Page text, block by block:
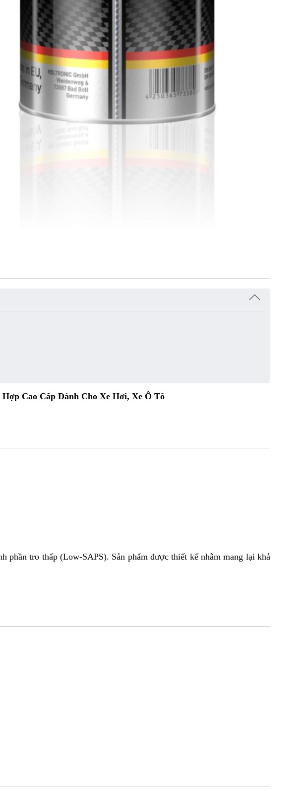
Cao Cấp Dành Cho Xe Hơi, Xe Ô Tô
phần tro thấp (Low-SAPS). Sản phẩm được thiết kế nhằm mang lại khả